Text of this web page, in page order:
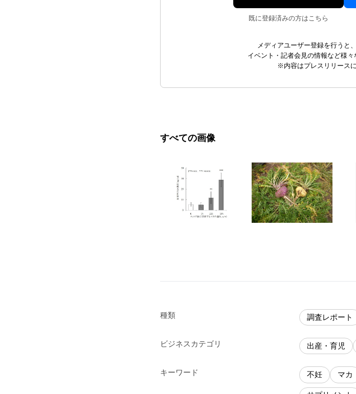
既に登録済みの方はこちら
メディアユーザー登録を行うと
イベント・記者会見の情報など様々
※内容はプレスリリース
すべての画像
種類 調査レポート
ビジネスカテゴリ 出産・育児
キーワード 不妊 マカ